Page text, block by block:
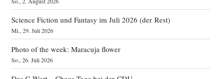
Science Fiction und Fantasy im Juli 2026 (der Rest)
Mi., 29. Juli 2026
Photo of the week: Maracuja flower
So., 26. Juli 2026